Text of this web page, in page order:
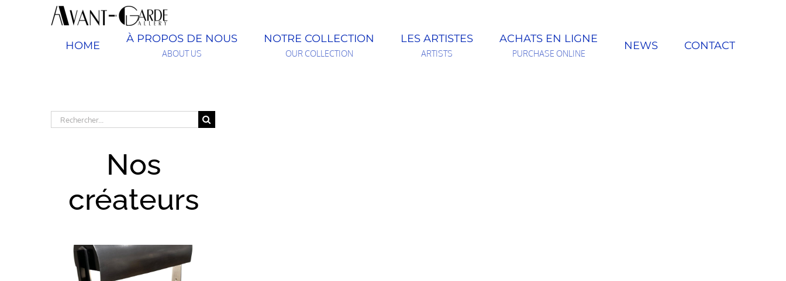
HOME
À PROPOS DE NOUS
ABOUT US
NOTRE COLLECTION
OUR COLLECTION
LES ARTISTES
ARTISTS
ACHATS EN LIGNE
PURCHASE ONLINE
NEWS CONTACT
Rechercher:
Nos
créateurs